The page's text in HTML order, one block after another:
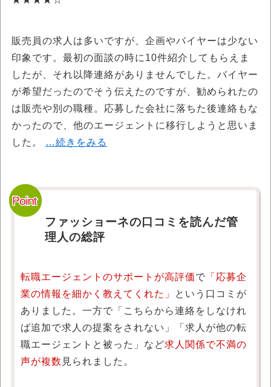
販売員の求人は多いですが、企画やバイヤーは少ない
印象です。最初の面談の時に10件紹介してもらえま
したが、それ以降連絡がありませんでした。バイヤー
が希望だったのでそう伝えたのですが、勧められたの
は販売や別の職種。応募した会社に落ちた後連絡もな
かったので、他のエージェントに移行しようと思いま
した。
…続きをみる
ファッショーネの口コミを読んだ管
理人の総評
転職エージェントのサポートが高評価で 「応募企
業の情報を細かく教えてくれた」
という口コミが
ありました。一方で「こちらから連絡をしなけれ
ば追加で求人の提案をされない」「求人が他の転
職エージェントと被った」など求人関係で不満の
声が複数 見られました。